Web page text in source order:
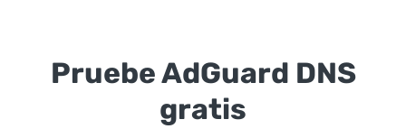
Pruebe AdGuard DNS
gratis